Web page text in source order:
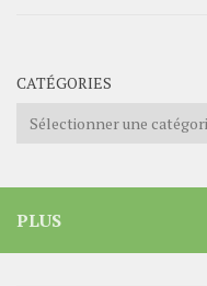
CATÉGORIES
Catégories
PLUS